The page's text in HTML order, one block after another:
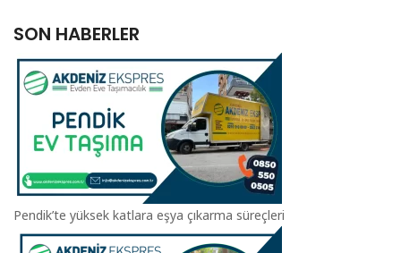
SON HABERLER
Pendik’te yüksek katlara eşya çıkarma süreçleri